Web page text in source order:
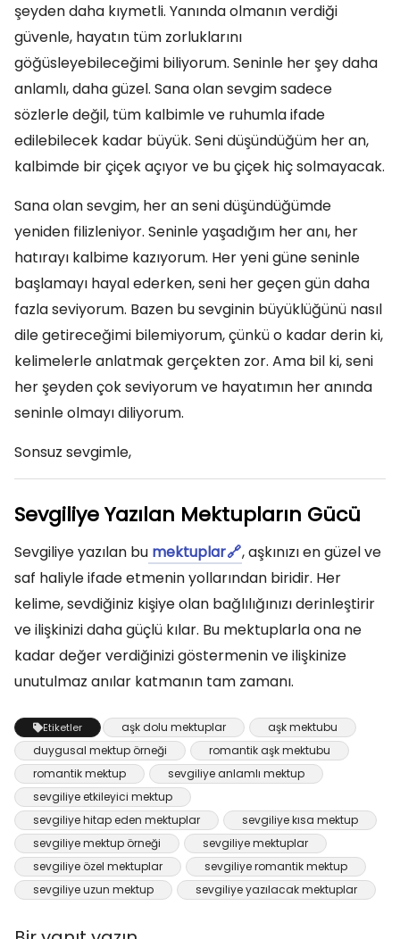
şeyden daha kıymetli. Yanında olmanın verdiği
güvenle, hayatın tüm zorluklarını
göğüsleyebileceğimi biliyorum. Seninle her şey daha
anlamlı, daha güzel. Sana olan sevgim sadece
sözlerle değil, tüm kalbimle ve ruhumla ifade
edilebilecek kadar büyük. Seni düşündüğüm her an,
kalbimde bir çiçek açıyor ve bu çiçek hiç solmayacak.
Sana olan sevgim, her an seni düşündüğümde
yeniden filizleniyor. Seninle yaşadığım her anı, her
hatırayı kalbime kazıyorum. Her yeni güne seninle
başlamayı hayal ederken, seni her geçen gün daha
fazla seviyorum. Bazen bu sevginin büyüklüğünü nasıl
dile getireceğimi bilemiyorum, çünkü o kadar derin ki,
kelimelerle anlatmak gerçekten zor. Ama bil ki, seni
her şeyden çok seviyorum ve hayatımın her anında
seninle olmayı diliyorum.
Sonsuz sevgimle,
Sevgiliye Yazılan Mektupların Gücü
Sevgiliye yazılan bu mektuplar
, aşkınızı en güzel ve
saf haliyle ifade etmenin yollarından biridir. Her
kelime, sevdiğiniz kişiye olan bağlılığınızı derinleştirir
ve ilişkinizi daha güçlü kılar. Bu mektuplarla ona ne
kadar değer verdiğinizi göstermenin ve ilişkinize
unutulmaz anılar katmanın tam zamanı.
Etiketler aşk dolu mektuplar
aşk mektubu
duygusal mektup örneği
romantik aşk mektubu
romantik mektup
sevgiliye anlamlı mektup
sevgiliye etkileyici mektup
sevgiliye hitap eden mektuplar
sevgiliye kısa mektup
sevgiliye mektup örneği
sevgiliye mektuplar
sevgiliye özel mektuplar
sevgiliye romantik mektup
sevgiliye uzun mektup
sevgiliye yazılacak mektuplar